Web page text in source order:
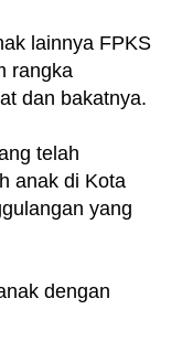
lainnya FPKS
rangka
dan bakatnya.
telah
anak di Kota
yang
dengan